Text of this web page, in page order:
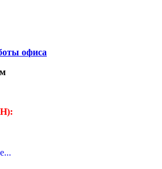
офиса